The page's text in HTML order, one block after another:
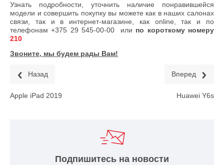
Узнать подробности, уточнить наличие понравившейся
модели и совершить покупку вы можете как в наших салонах
связи, так и в интернет-магазине, как online, так и по
телефонам+375 29 545-00-00 или по короткому номеру
210
Звоните, мы будем рады Вам!
Назад
Apple iPad 2019
Вперед
Huawei Y6s
Подпишитесь на новости